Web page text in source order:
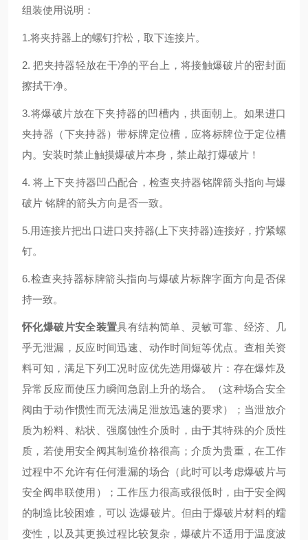
组装使用说明：
1.将夹持器上的螺钉拧松，取下连接片。
2. 把夹持器轻放在干净的平台上，将接触爆破片的密封面
擦拭干净。
3.将爆破片放在下夹持器的凹槽内，拱面朝上。如果进口
夹持器（下夹持器）带标牌定位槽，应将标牌位于定位槽
内。安装时禁止触摸爆破片本身，禁止敲打爆破片！
4. 将上下夹持器凹凸配合，检查夹持器铭牌箭头指向与爆
破片 铭牌的箭头方向是否一致。
5.用连接片把出口进口夹持器(上下夹持器)连接好，拧紧螺
钉。
6.检查夹持器标牌箭头指向与爆破片标牌字面方向是否保
持一致。
怀化爆破片安全装置具有结构简单、灵敏可靠、经济、几
乎无泄漏，反应时间迅速、动作时间短等优点。查相关资
料可知，满足下列工况时应优先选用爆破片：存在爆炸及
异常反应而使压力瞬间急剧上升的场合。（这种场合安全
阀由于动作惯性而无法满足泄放迅速的要求）；当泄放介
质为粉料、粘状、强腐蚀性介质时，由于其特殊的介质性
质，若使用安全阀其制造价格很高；介质为贵重，在工作
过程中不允许有任何泄漏的场合（此时可以考虑爆破片与
安全阀串联使用）；工作压力很高或很低时，由于安全阀
的制造比较困难，可以 选爆破片。但由于爆破片材料的蠕
变性，以及其更换过程比较复杂，爆破片不适用于温度波